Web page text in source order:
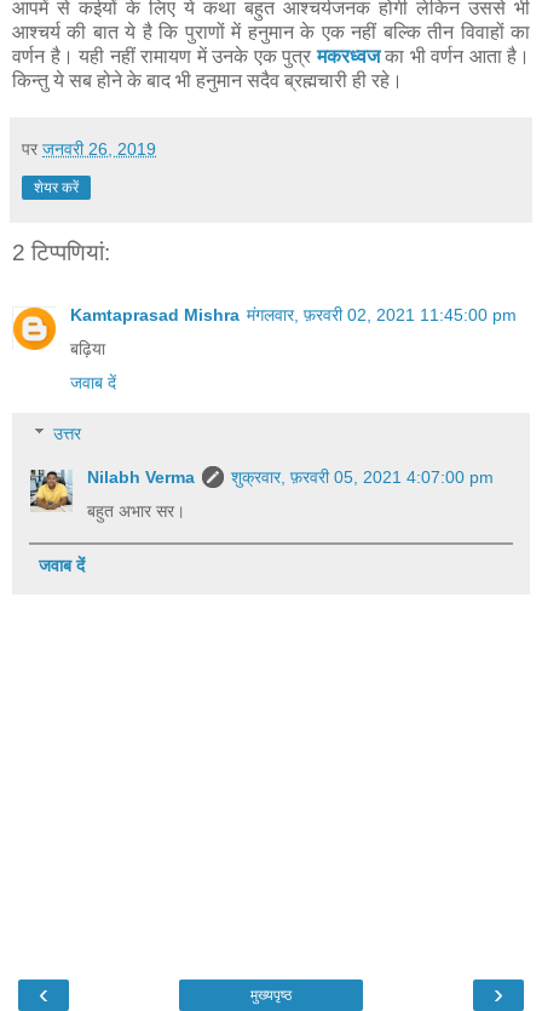
आपमें से कईयों के लिए ये कथा बहुत आश्चर्यजनक होगी लेकिन उससे भी
आश्चर्य की बात ये है कि पुराणों में हनुमान के एक नहीं बल्कि तीन विवाहों का
वर्णन है। यही नहीं रामायण में उनके एक पुत्रमकरध्वजका भी वर्णन आता है।
किन्तु ये सब होने के बाद भी हनुमान सदैव ब्रह्मचारी ही रहे।
पर जनवरी 26, 2019
शेयर करें
2 टिप्‍पणियां:
Kamtaprasad Mishra मंगलवार, फ़रवरी 02, 2021 11:45:00 pm
बढ़िया
जवाब दें
उत्तर
Nilabh Verma
शुक्रवार, फ़रवरी 05, 2021 4:07:00 pm
बहुत अभार सर।
जवाब दें
‹ ›
मुख्यपृष्ठ